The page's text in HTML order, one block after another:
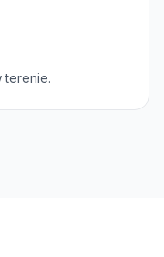
terenie.